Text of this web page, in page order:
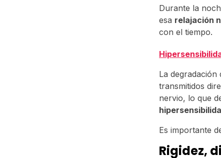
Durante la
esa relajación
con el tiempo.
La
transmitidos
nervio, lo que
Es importante
Rigidez,